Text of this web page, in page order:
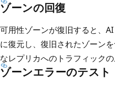
ゾーンの回復
可用性ゾーンが復旧すると、
に復元し、復旧されたゾーン
なレプリカへのトラフィック
ゾーンエラーのテスト